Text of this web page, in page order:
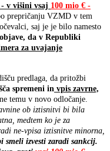
v višini vsaj 100 mio € -
prepričanju VZMD v tem
saj je je bilo namesto
objave, da v Republiki
za uvajanje
predlaga, da pritožbi
spremeni in vpis zavrne,
temu v novo odločanje.
ob iztisnitvi bi bila
medtem ko je za
ne-vpisa iztisnitve minorna,
smeli izvesti zaradi sankcij.